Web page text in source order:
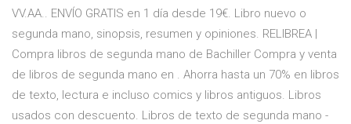
VV.AA.. ENVÍO GRATIS en 1 día desde 19€. Libro nuevo o
segunda mano, sinopsis, resumen y opiniones. RELIBREA |
Compra libros de segunda mano de Bachiller Compra y venta
de libros de segunda mano en . Ahorra hasta un 70% en libros
de texto, lectura e incluso comics y libros antiguos. Libros
usados con descuento. Libros de texto de segunda mano -